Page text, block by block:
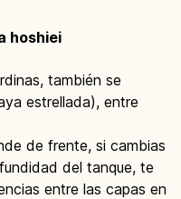
hoshiei
también se
estrellada), entre
de frente, si cambias
del tanque, te
entre las capas en